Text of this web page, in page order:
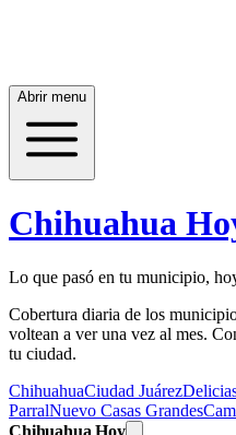
Abrir menu
Chihuahua
Lo que pasó en tu municipio,
Cobertura diaria de los
voltean a ver una vez al mes.
tu ciudad.
ChihuahuaCiudad Juárez
ParralNuevo Casas Grandes
Chihuahua Hoy